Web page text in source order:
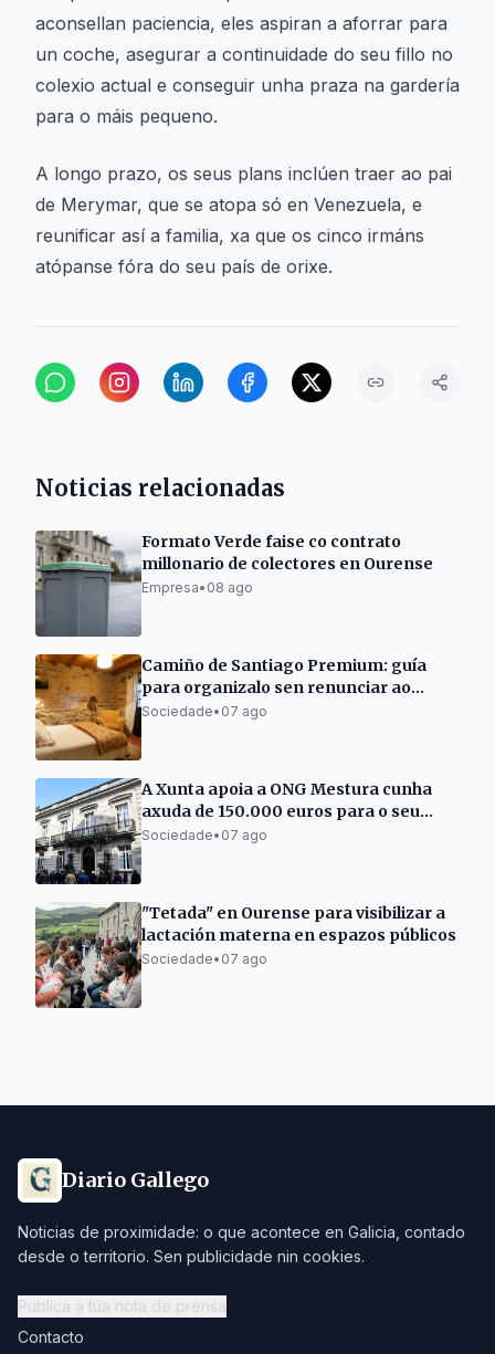
aconsellan paciencia, eles aspiran a aforrar para
un coche, asegurar a continuidade do seu fillo no
colexio actual e conseguir unha praza na gardería
para o máis pequeno.
A longo prazo, os seus plans inclúen traer ao pai
de Merymar, que se atopa só en Venezuela, e
reunificar así a familia, xa que os cinco irmáns
atópanse fóra do seu país de orixe.
Noticias relacionadas
Formato Verde faise co contrato
millonario de colectores en Ourense
Empresa• 08 ago
Camiño de Santiago Premium: guía
para organizalo sen renunciar ao
descanso
Sociedade• 07 ago
A Xunta apoia a ONG Mestura cunha
axuda de 150.000 euros para o seu
centro de día
Sociedade• 07 ago
"Tetada" en Ourense para visibilizar a
lactación materna en espazos públicos
Sociedade• 07 ago
Diario Gallego
Noticias de proximidade: o que acontece en Galicia, contado
desde o territorio. Sen publicidade nin cookies.
Publica a túa nota de prensa
Contacto